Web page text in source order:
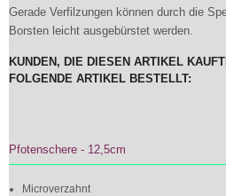
Gerade Verfilzungen können durch die
Borsten leicht ausgebürstet werden.
KUNDEN, DIE DIESEN ARTIKEL
FOLGENDE ARTIKEL BESTELLT:
Pfotenschere - 12,5cm
Microverzahnt